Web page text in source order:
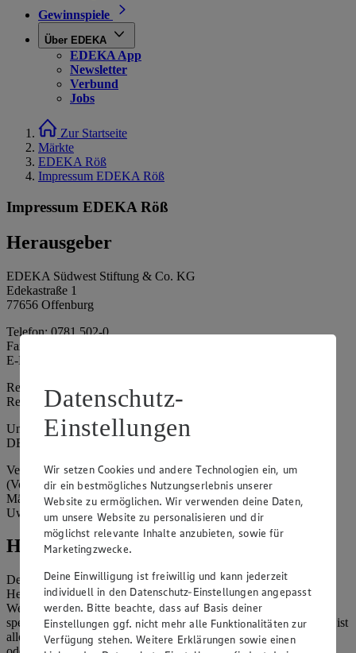
Gewinnspiele
Über EDEKA
EDEKA App
Newsletter
Verbund
Jobs
Zur Startseite
Märkte
EDEKA Röß
Impressum EDEKA Röß
Impressum EDEKA Röß
Herausgeber
EDEKA Südwest Stiftung & Co. KG
Edekastraße 1
77656 Offenburg
Telefon: 0781 502-0
Fax: 0781 502-6180
E-Mail: kundenservice@edeka-suedwest.de
Registergericht: Amtsgericht Freiburg i.B.
Registernummer: HRA 707629
Umsatzsteuer-Identifikationsnummer gem. § 27a UStG:
DE815916131
Vertretungsberechtigte: Rainer Huber (Sprecher)
(Vorstandsmitglied), Klaus Fickert (Vorstandsmitglied), Jürgen
Mäder (Vorstandsmitglied), Patrick Mogck (Vorstandsmitglied),
Uwe Kohler
Hinweise
Der Inhalt dieser Website ist urheberrechtlich geschützt. Der
Herausgeber gewährt Ihnen jedoch das Recht, den auf dieser
Website bereitgestellten Text ganz oder ausschnittsweise zu
speichern und zu vervielfältigen. Aus Gründen des Urheberrechts ist
allerdings die Speicherung und Vervielfältigung von Bildmaterial
Datenschutz-
Einstellungen
Wir setzen Cookies und andere Technologien ein, um
dir ein bestmögliches Nutzungserlebnis unserer
Website zu ermöglichen. Wir verwenden deine Daten,
um unsere Website zu personalisieren und dir
möglichst relevante Inhalte anzubieten, sowie für
Marketingzwecke.
Deine Einwilligung ist freiwillig und kann jederzeit
individuell in den Datenschutz-Einstellungen angepasst
werden. Bitte beachte, dass auf Basis deiner
Einstellungen ggf. nicht mehr alle Funktionalitäten zur
Verfügung stehen. Weitere Erklärungen sowie einen